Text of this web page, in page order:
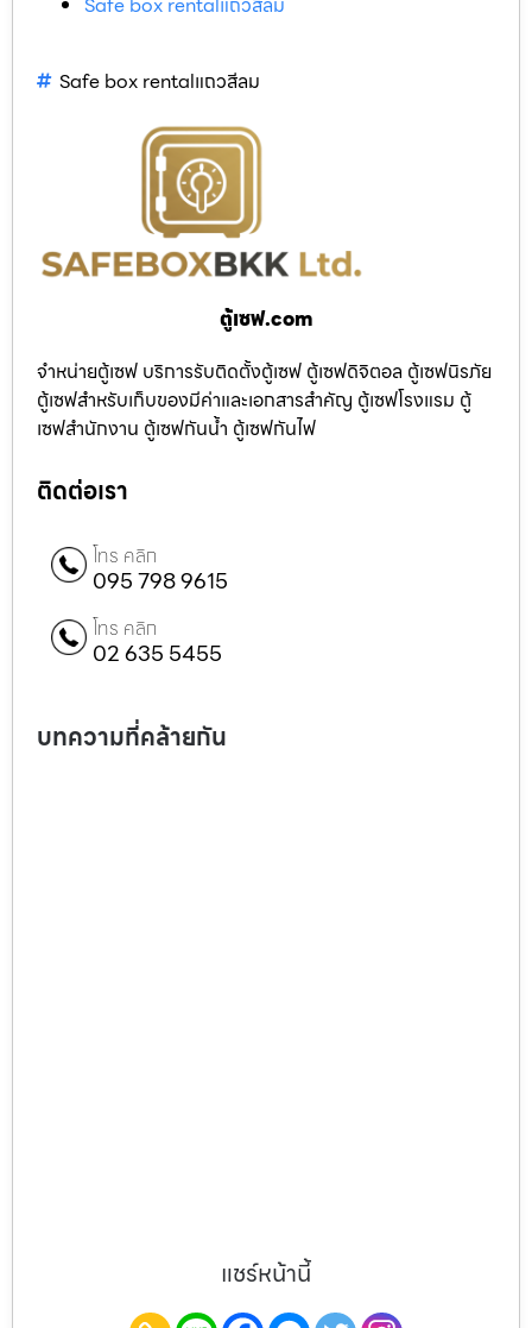
Safe box rentalแถวสีลม
ตู้เซฟ.com
จำหน่ายตู้เซฟ บริการรับติดตั้งตู้เซฟ ตู้เซฟดิจิตอล ตู้เซฟนิรภัย
ตู้เซฟสำหรับเก็บของมีค่าและเอกสารสำคัญ ตู้เซฟโรงแรม ตู้
เซฟสำนักงาน ตู้เซฟกันน้ำ ตู้เซฟกันไฟ
ติดต่อเรา
โทร คลิก
095 798 9615
โทร คลิก
02 635 5455
บทความที่คล้ายกัน
แชร์หน้านี้